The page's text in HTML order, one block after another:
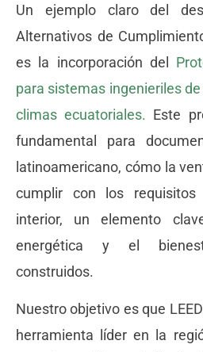
Un ejemplo claro del
Alternativos de
es la incorporación del
para sistemas ingenieriles
climas ecuatoriales. Este
fundamental para
latinoamericano, cómo la
cumplir con los
interior, un elemento
energética y el
construidos.
Nuestro objetivo es que
herramienta líder en la